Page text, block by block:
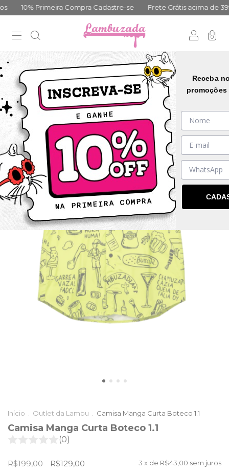
10% Primeira Compra Cadastre-se Frete Grátis acima de
0
Início Outlet da Lambu Camisa Manga Curta Boteco 1.1
Camisa Manga Curta Boteco 1.1
(0)
R$199,00 R$129,00 3 x de R$43,00 sem juros
Receba